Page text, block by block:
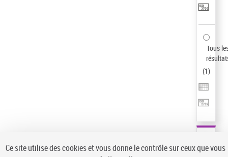
Tous
(1)
Ce site utilise des cookies et vous donne le contrôle sur ceux que vous